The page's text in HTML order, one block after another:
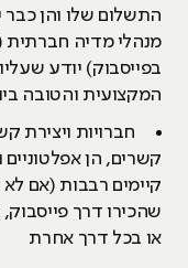
התשלום שלו והן כבר
מנהלי מדיה חברתית
בפייסבוק) יודע
המקצועית והטובה
חברויות ויצירת
קשרים, הן
קיימים רבבות (אם
שהכירו דרך
או בכל דרך אחרת